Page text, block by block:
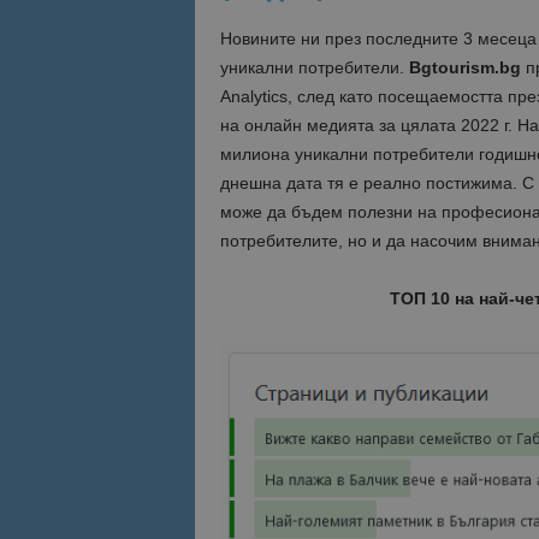
Новините ни през последните 3
уникални потребители. Bgtourism.bg
Analytics, след като посещаемостта
на онлайн медията за цялата 2022 г.
милиона уникални потребители
днешна дата тя е реално постижима.
може да бъдем полезни на
потребителите, но и да насочим
ТОП 10 на най-
Име
is_visitor_unique
is_unique
Име